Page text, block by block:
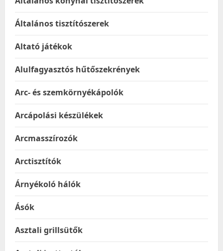
Általános tisztítószerek
Altató játékok
Alulfagyasztós hűtőszekrények
Arc- és szemkörnyékápolók
Arcápolási készülékek
Arcmasszírozók
Arctisztítók
Árnyékoló hálók
Ásók
Asztali grillsütők